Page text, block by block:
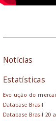
Notícias
Estatísticas
Evolução do
Database Brasil
Database Brasil 20